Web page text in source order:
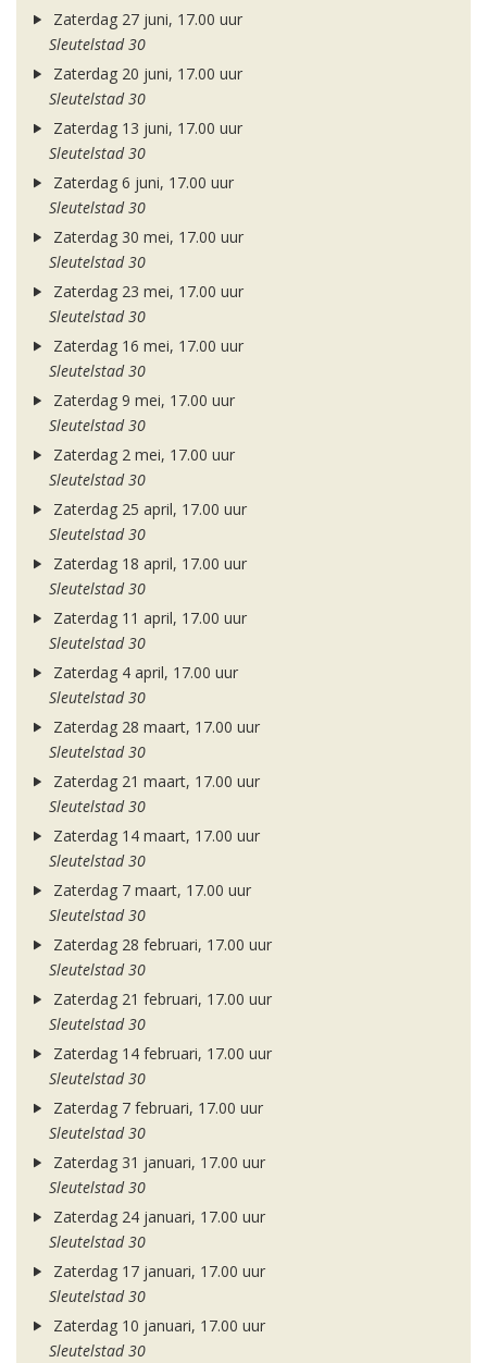
Zaterdag 27 juni, 17.00 uur
Sleutelstad 30
Zaterdag 20 juni, 17.00 uur
Sleutelstad 30
Zaterdag 13 juni, 17.00 uur
Sleutelstad 30
Zaterdag 6 juni, 17.00 uur
Sleutelstad 30
Zaterdag 30 mei, 17.00 uur
Sleutelstad 30
Zaterdag 23 mei, 17.00 uur
Sleutelstad 30
Zaterdag 16 mei, 17.00 uur
Sleutelstad 30
Zaterdag 9 mei, 17.00 uur
Sleutelstad 30
Zaterdag 2 mei, 17.00 uur
Sleutelstad 30
Zaterdag 25 april, 17.00 uur
Sleutelstad 30
Zaterdag 18 april, 17.00 uur
Sleutelstad 30
Zaterdag 11 april, 17.00 uur
Sleutelstad 30
Zaterdag 4 april, 17.00 uur
Sleutelstad 30
Zaterdag 28 maart, 17.00 uur
Sleutelstad 30
Zaterdag 21 maart, 17.00 uur
Sleutelstad 30
Zaterdag 14 maart, 17.00 uur
Sleutelstad 30
Zaterdag 7 maart, 17.00 uur
Sleutelstad 30
Zaterdag 28 februari, 17.00 uur
Sleutelstad 30
Zaterdag 21 februari, 17.00 uur
Sleutelstad 30
Zaterdag 14 februari, 17.00 uur
Sleutelstad 30
Zaterdag 7 februari, 17.00 uur
Sleutelstad 30
Zaterdag 31 januari, 17.00 uur
Sleutelstad 30
Zaterdag 24 januari, 17.00 uur
Sleutelstad 30
Zaterdag 17 januari, 17.00 uur
Sleutelstad 30
Zaterdag 10 januari, 17.00 uur
Sleutelstad 30